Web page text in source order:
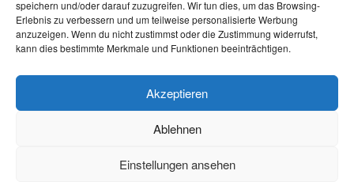
speichern und/oder darauf zuzugreifen. Wir tun dies, um das Browsing-
Erlebnis zu verbessern und um teilweise personalisierte Werbung
anzuzeigen. Wenn du nicht zustimmst oder die Zustimmung widerrufst,
kann dies bestimmte Merkmale und Funktionen beeinträchtigen.
Akzeptieren
Ablehnen
Einstellungen ansehen